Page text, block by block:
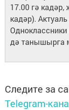
17.00 гә кадәр,
кадәр).
дә танышырга
Следите за
Telegram-